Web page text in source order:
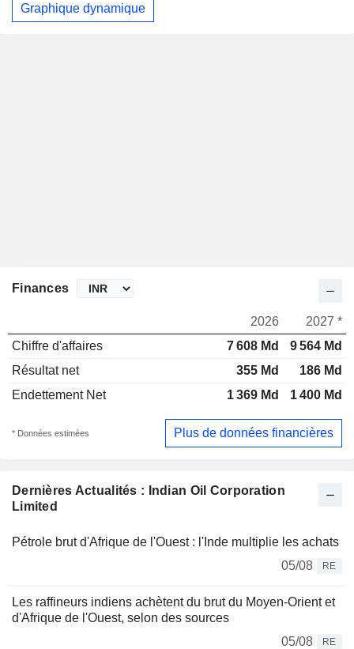
Graphique dynamique
Dernières Actualités : Indian Oil Corporation
Limited
Pétrole brut d'Afrique de l'Ouest : l'Inde multiplie les achats
05/08
RE
Les raffineurs indiens achètent du brut du Moyen-Orient et
d'Afrique de l'Ouest, selon des sources
05/08
RE
Finances
2026
2027 *
Chiffre d'affaires
7 608 Md
9 564 Md
Résultat net
355 Md
186 Md
Endettement Net
1 369 Md 1 400 Md
* Données estimées Plus de données financières